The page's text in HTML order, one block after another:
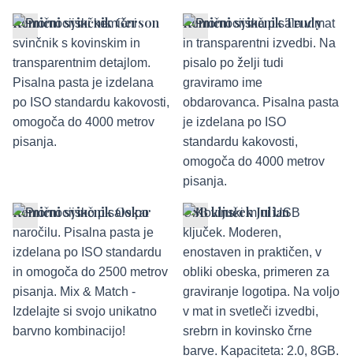
Kemični svinčnik Gerson Kemični svinčnik Trudy
Kemični svinčnik Oskar USB ključek Julian